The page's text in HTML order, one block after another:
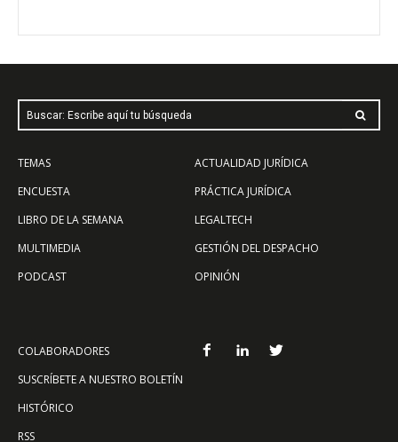
Buscar: Escribe aquí tu búsqueda
TEMAS
ENCUESTA
LIBRO DE LA SEMANA
MULTIMEDIA
PODCAST
ACTUALIDAD JURÍDICA
PRÁCTICA JURÍDICA
LEGALTECH
GESTIÓN DEL DESPACHO
OPINIÓN
COLABORADORES
SUSCRÍBETE A NUESTRO BOLETÍN
HISTÓRICO
RSS